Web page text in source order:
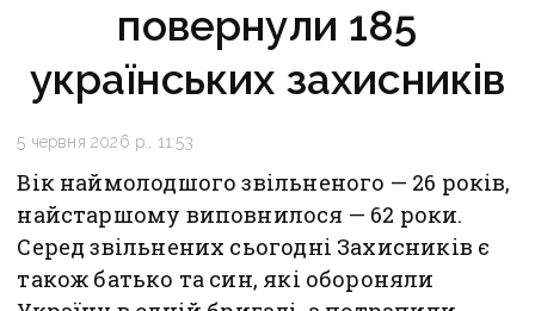
повернули 185
українських захисників
5 червня 2026 р., 11:53
Вік наймолодшого звільненого — 26 років,
найстаршому виповнилося — 62 роки.
Серед звільнених сьогодні Захисників є
також батько та син, які обороняли